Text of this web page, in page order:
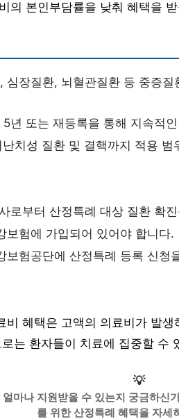
의 본인부담률을 낮춰 혜택을
심장질환, 뇌혈관질환 등 중증
5년 또는 재등록을 통해 지속적
난치성 질환 및 결핵까지 적용 범
로부터 산정특례 대상 질환 확
보험에 가입되어 있어야 합니다.
보험공단에 산정특례 등록 신청
비 혜택은 고액의 의료비가 발
는 환자들이 치료에 집중할 수
💡
마나 지원받을 수 있는지 궁금하신
를 위한 산정특례 혜택을 자세